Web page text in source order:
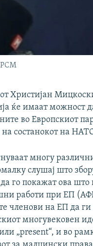
РСМ
Христијан
ќе имаат можност
во Европскиот
состанокот на
многу
слушај што
го покажат ова што
работи при ЕП
членови на ЕП да
многувековен
„present“, и во